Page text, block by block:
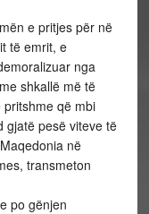
e pritjes për në
të emrit, e
nga
shkallë më të
që mbi
gjatë pesë viteve të
në
transmeton
po gënjen